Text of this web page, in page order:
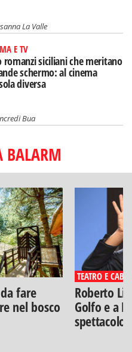
La Valle
E TV
romanzi siciliani che meritano
schermo: al cinema
diversa
Bua
BALARM
fare
nel bosco
TEATRO E
Roberto
Golfo e a
spettacolo"